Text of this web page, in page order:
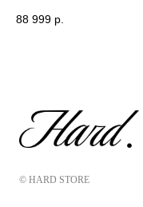
88 999 р.
© HARD STORE